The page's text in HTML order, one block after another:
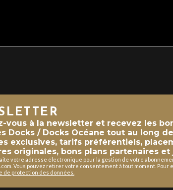
vous à la newsletter et recevez les
Docks / Docks Océane tout au long
exclusives, tarifs préférentiels,
originales, bons plans partenaires et
votre adresse électronique pour la gestion de votre
Vous pouvez retirer votre consentement à tout moment. Pour
de protection des données.